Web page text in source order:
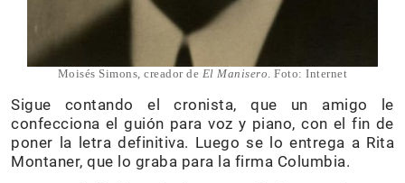
Moisés Simons, creador de El Manisero. Foto: Internet
Sigue contando el cronista, que un amigo le
confecciona el guión para voz y piano, con el fin de
poner la letra definitiva. Luego se lo entrega a Rita
Montaner, que lo graba para la firma Columbia.